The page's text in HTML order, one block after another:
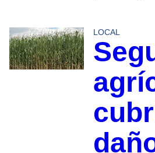
LOCAL